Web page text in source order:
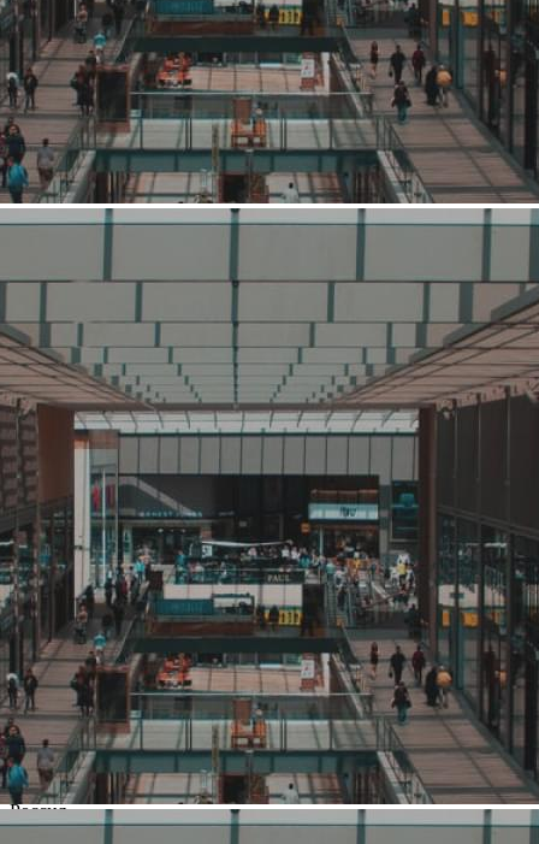
Средний
Связаться с ритейлером Узнать планы развития ритейлера
Колбасофф — сеть пивных пабов в Москве, которая имеем
огромное количество поклонников как среди жителей, так и
среди гостей города. Если почитать то, что говорят о наших
барах в социальных сетях (а обсуждают нас много), можно
выделить несколько моментов. Во-первых, о нас говорят и
говорят достаточно много. И нам это, конечно, очень приятно.
Приятно то, что на наши недорогие пивные бары обращают
внимание и посещают их....
2388 (+1)
Навигация
О ритейлере
О компании
Информация о развитии ритейлера
Где представлена ТС
Контакты
О ритейлере Колбасофф
Название:
Колбасофф
Компания создана в стране
Россия
Основной вид деятельности